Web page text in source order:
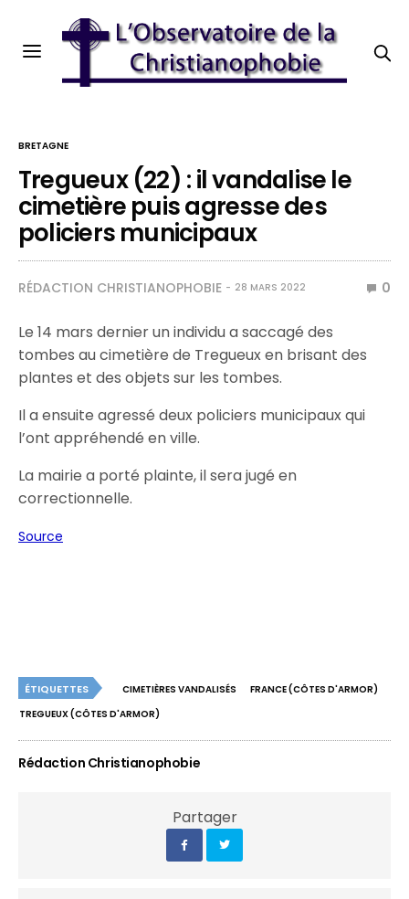
BRETAGNE
Tregueux (22) : il vandalise le
cimetière puis agresse des
policiers municipaux
RÉDACTION CHRISTIANOPHOBIE 28 MARS 2022 0
Le 14 mars dernier un individu a saccagé des
tombes au cimetière de Tregueux en brisant des
plantes et des objets sur les tombes.
Il a ensuite agressé deux policiers municipaux qui
l’ont appréhendé en ville.
La mairie a porté plainte, il sera jugé en
correctionnelle.
Source
ÉTIQUETTES CIMETIÈRES VANDALISÉS
FRANCE (CÔTES D'ARMOR)
TREGUEUX (CÔTES D'ARMOR)
Rédaction Christianophobie
Partager